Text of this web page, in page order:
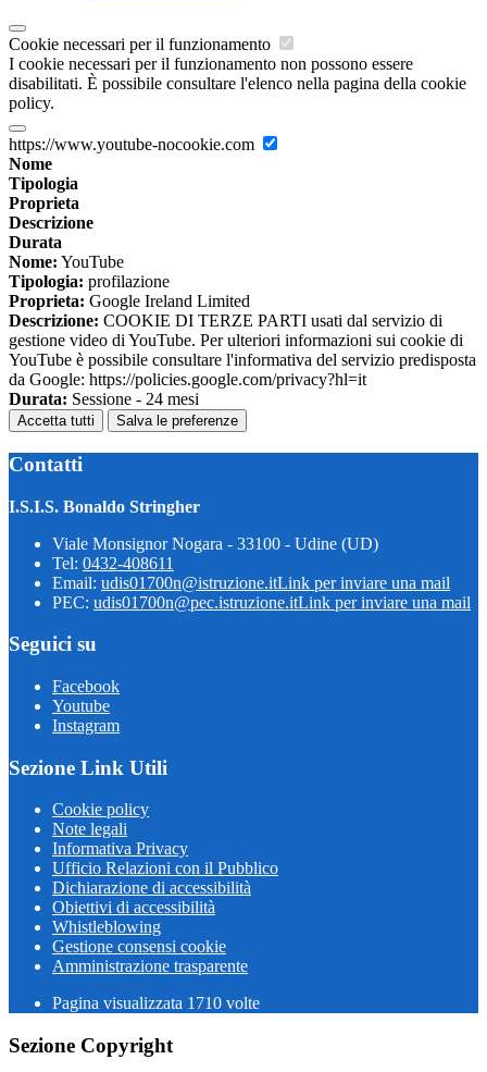
Cookie necessari per il funzionamento
I cookie necessari per il funzionamento non possono essere
disabilitati. È possibile consultare l'elenco nella pagina della cookie
policy.
https://www.youtube-nocookie.com
Nome
Tipologia
Proprieta
Descrizione
Durata
Nome: YouTube
Tipologia: profilazione
Proprieta: Google Ireland Limited
Descrizione: COOKIE DI TERZE PARTI usati dal servizio di
gestione video di YouTube. Per ulteriori informazioni sui cookie di
YouTube è possibile consultare l'informativa del servizio predisposta
da Google: https://policies.google.com/privacy?hl=it
Durata: Sessione - 24 mesi
Accetta tutti Salva le preferenze
Contatti
I.S.I.S. Bonaldo Stringher
Viale Monsignor Nogara - 33100 - Udine (UD)
Tel: 0432-408611
Email: udis01700n@istruzione.itLink per inviare una mail
PEC: udis01700n@pec.istruzione.itLink per inviare una mail
Seguici su
Facebook
Youtube
Instagram
Sezione Link Utili
Cookie policy
Note legali
Informativa Privacy
Ufficio Relazioni con il Pubblico
Dichiarazione di accessibilità
Obiettivi di accessibilità
Whistleblowing
Gestione consensi cookie
Amministrazione trasparente
Pagina visualizzata 1710 volte
Sezione Copyright